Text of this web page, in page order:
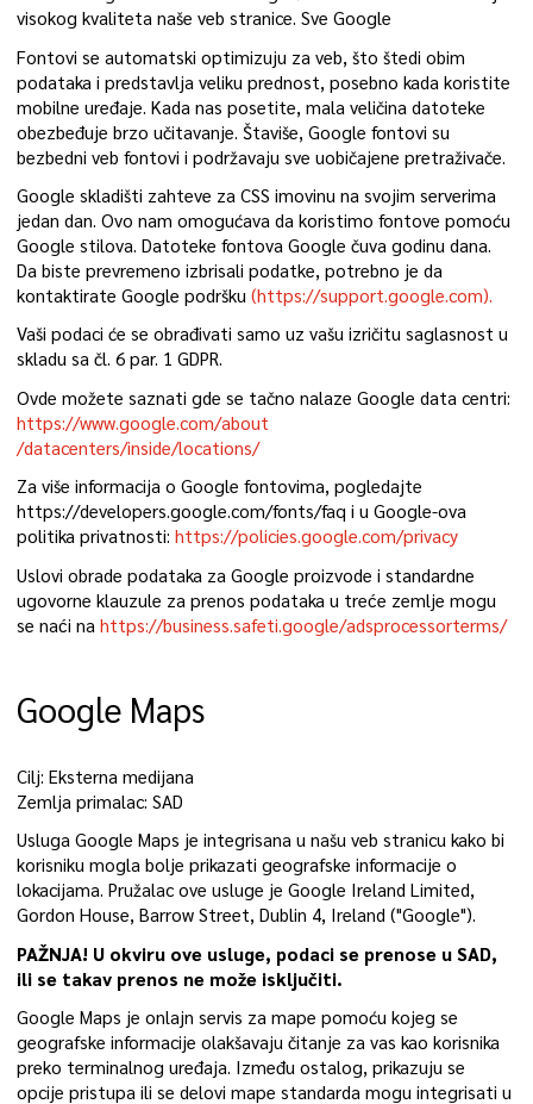
visokog kvaliteta naše veb stranice. Sve Google
Fontovi se automatski optimizuju za veb, što štedi obim
podataka i predstavlja veliku prednost, posebno kada koristite
mobilne uređaje. Kada nas posetite, mala veličina datoteke
obezbeđuje brzo učitavanje. Štaviše, Google fontovi su
bezbedni veb fontovi i podržavaju sve uobičajene pretraživače.
Google skladišti zahteve za CSS imovinu na svojim serverima
jedan dan. Ovo nam omogućava da koristimo fontove pomoću
Google stilova. Datoteke fontova Google čuva godinu dana.
Da biste prevremeno izbrisali podatke, potrebno je da
kontaktirate Google podršku(https://support.google.com).
Vaši podaci će se obrađivati samo uz vašu izričitu saglasnost u
skladu sa čl. 6 par. 1 GDPR.
Ovde možete saznati gde se tačno nalaze Google data centri:
https://www.google.com/about
/datacenters/inside/locations/
Za više informacija o Google fontovima, pogledajte
https://developers.google.com/fonts/faq i u Google-ova
politika privatnosti:https://policies.google.com/privacy
Uslovi obrade podataka za Google proizvode i standardne
ugovorne klauzule za prenos podataka u treće zemlje mogu
se naći nahttps://business.safeti.google/adsprocessorterms/
Google Maps
Cilj: Eksterna medijana
Zemlja primalac: SAD
Usluga Google Maps je integrisana u našu veb stranicu kako bi
korisniku mogla bolje prikazati geografske informacije o
lokacijama. Pružalac ove usluge je Google Ireland Limited,
Gordon House, Barrow Street, Dublin 4, Ireland ("Google").
PAŽNJA! U okviru ove usluge, podaci se prenose u SAD,
ili se takav prenos ne može isključiti.
Google Maps je onlajn servis za mape pomoću kojeg se
geografske informacije olakšavaju čitanje za vas kao korisnika
preko terminalnog uređaja. Između ostalog, prikazuju se
opcije pristupa ili se delovi mape standarda mogu integrisati u